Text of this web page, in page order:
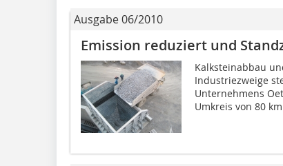
Ausgabe 06/2010
Emission reduziert und
Kalksteinabbau
Industriezweige
Unternehmens
Umkreis von 80